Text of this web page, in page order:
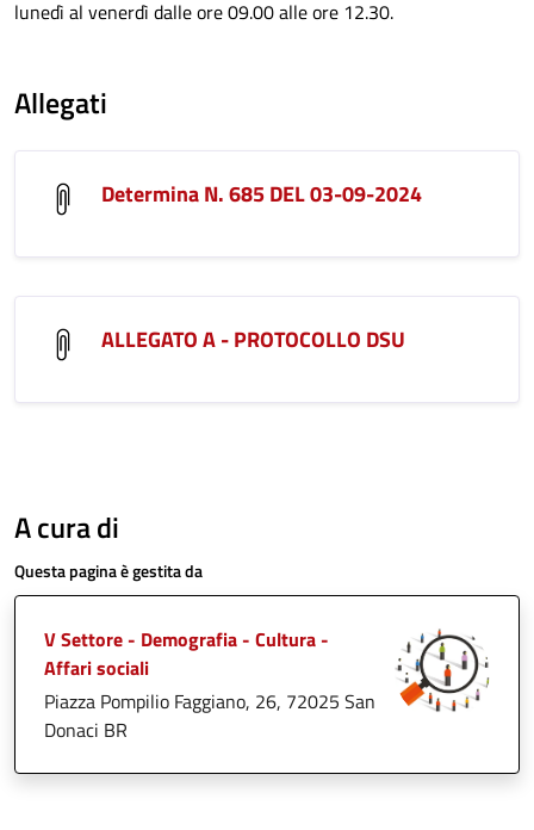
lunedì al venerdì dalle ore 09.00 alle ore 12.30.
Allegati
Determina N. 685 DEL 03-09-2024
ALLEGATO A - PROTOCOLLO DSU
A cura di
Questa pagina è gestita da
V Settore - Demografia - Cultura -
Affari sociali
Piazza Pompilio Faggiano, 26, 72025 San
Donaci BR